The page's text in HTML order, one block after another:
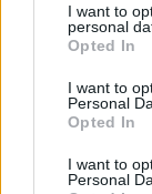
I want to
personal
Opted In
I want to
Personal
Opted In
I want to
Personal
Esim for Global
Esim for USA
for Turkey|